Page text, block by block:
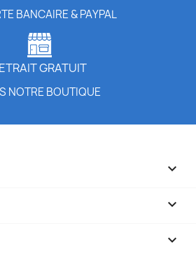
BANCAIRE & PAYPAL
GRATUIT
NOTRE BOUTIQUE


keyboard_arrow_down